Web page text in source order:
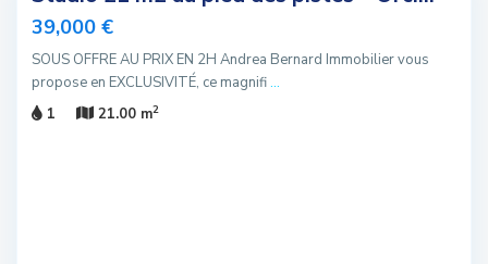
39,000 €
SOUS OFFRE AU PRIX EN 2H Andrea Bernard Immobilier vous
propose en EXCLUSIVITÉ, ce magnifi...
1
21.00 m2